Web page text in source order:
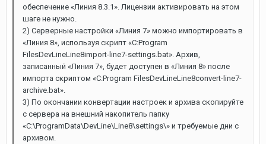
обеспечение «Линия 8.3.1». Лицензии активировать на этом
шаге не нужно.
2) Серверные настройки «Линия 7» можно импортировать в
«Линия 8», используя скрипт «C:Program
FilesDevLineLine8import-line7-settings.bat». Архив,
записанный «Линия 7», будет доступен в «Линия 8» после
импорта скриптом «C:Program FilesDevLineLine8convert-line7-
archive.bat».
3) По окончании конвертации настроек и архива скопируйте
с сервера на внешний накопитель папку
«C:\ProgramData\DevLine\Line8\settings\» и требуемые дни с
архивом.